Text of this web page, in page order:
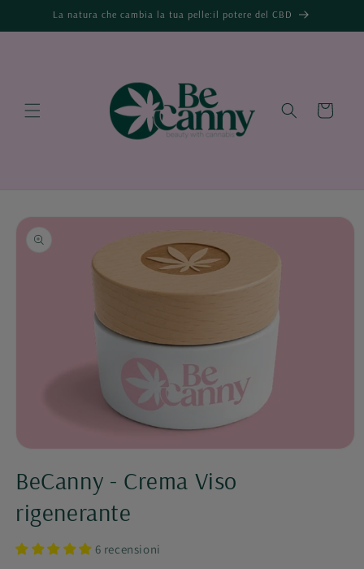
direttamente
ai contenuti
La natura che cambia la tua pelle:il potere del CBD
Carrello
Passa alle
informazioni
sul prodotto
multimediali
1
finestra
modale
BeCanny - Crema Viso
rigenerante
6 recensioni